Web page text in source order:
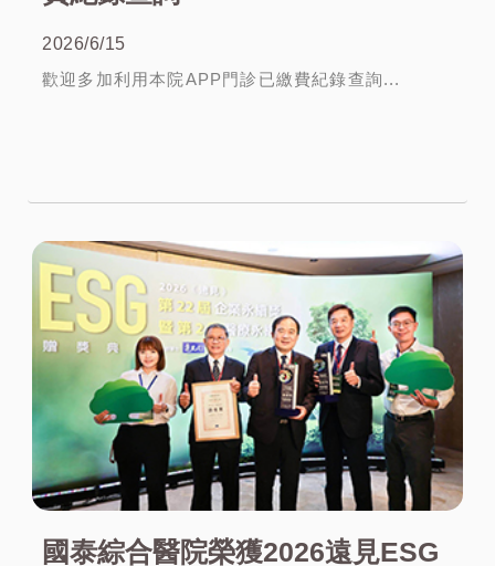
2026/6/15
歡迎多加利用本院APP門診已繳費紀錄查詢...
國泰綜合醫院榮獲2026遠見ESG